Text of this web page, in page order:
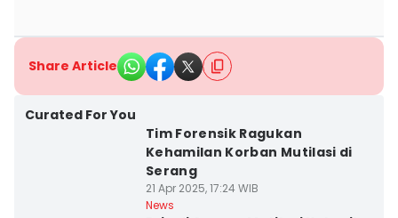
Share Article
Curated For You
Tim Forensik Ragukan
Kehamilan Korban Mutilasi di
Serang
21 Apr 2025, 17:24 WIB
News